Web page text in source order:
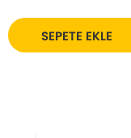
SEPETE EKLE